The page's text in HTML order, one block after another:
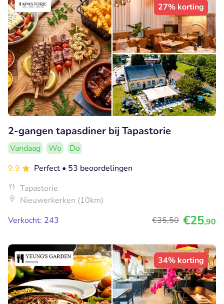
27% korting
2-gangen tapasdiner bij Tapastorie
Vandaag Wo
Do
9.9
Perfect • 53 beoordelingen
Tapastorie
Nieuwerkerken (10km)
Verkocht: 243
€35,50 €25,90
34% korting